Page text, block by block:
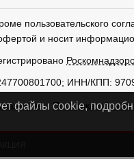
пользовательского
и носит
ИНН/КПП:
Политика
файлы cookie,